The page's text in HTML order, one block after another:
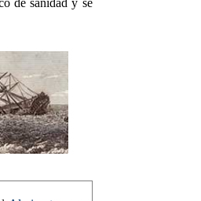
de sanidad y se